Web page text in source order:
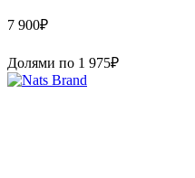
7 900₽
Долями по 1 975₽